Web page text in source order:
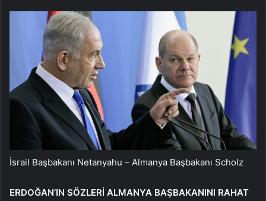
İsrail Başbakanı Netanyahu – Almanya Başbakanı Scholz
ERDOĞAN’IN SÖZLERİ ALMANYA BAŞBAKANINI RAHAT